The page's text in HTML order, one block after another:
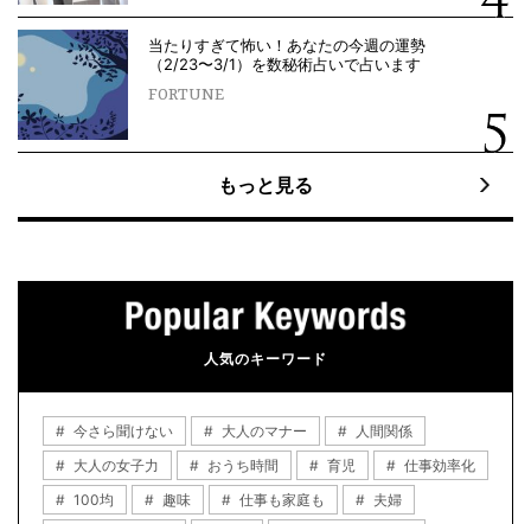
当たりすぎて怖い！あなたの今週の運勢
（2/23〜3/1）を数秘術占いで占います
FORTUNE
もっと見る
人気のキーワード
今さら聞けない 大人のマナー
人間関係
大人の女子力
おうち時間 育児
仕事効率化
100均
趣味 仕事も家庭も
夫婦